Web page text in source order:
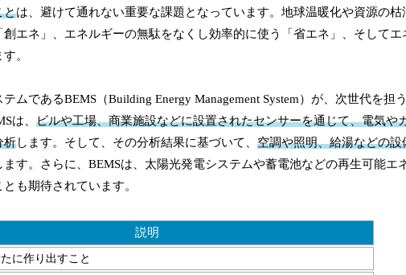
とは、避けて通れない重要な課題となっています。地球温暖化や資源の枯
エネ」、エネルギーの無駄をなくし効率的に使う「省エネ」、そしてエ
。
ムであるBEMS（Building Energy Management System）が、次世代を担
は、 ビルや工場、商業施設などに設置されたセンサーを通じて、電気や
析します。そして、その分析結果に基づいて、 空調や照明、給湯などの設
す。さらに、BEMSは、太陽光発電システムや蓄電池などの再生可能エ
も期待されています。
説明
に作り出すこと